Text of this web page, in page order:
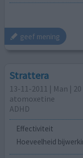
geef mening
Strattera
13-11-2011 | Man | 20
atomoxetine
ADHD
Effectiviteit
Hoeveelheid